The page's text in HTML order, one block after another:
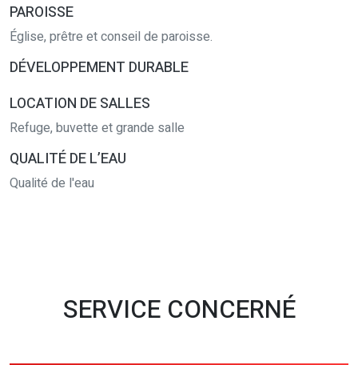
PAROISSE
Église, prêtre et conseil de paroisse.
DÉVELOPPEMENT DURABLE
LOCATION DE SALLES
Refuge, buvette et grande salle
QUALITÉ DE L’EAU
Qualité de l'eau
SERVICE CONCERNÉ